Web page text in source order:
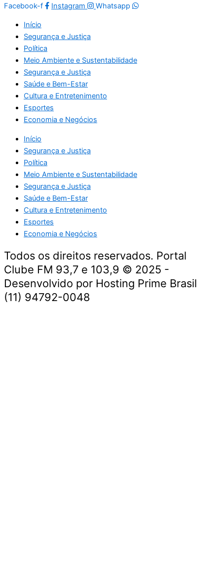
Facebook-f Instagram Whatsapp
Início
Segurança e Justiça
Política
Meio Ambiente e Sustentabilidade
Segurança e Justiça
Saúde e Bem-Estar
Cultura e Entretenimento
Esportes
Economia e Negócios
Início
Segurança e Justiça
Política
Meio Ambiente e Sustentabilidade
Segurança e Justiça
Saúde e Bem-Estar
Cultura e Entretenimento
Esportes
Economia e Negócios
Todos os direitos reservados. Portal
Clube FM 93,7 e 103,9 © 2025 -
Desenvolvido por Hosting Prime Brasil
(11) 94792-0048